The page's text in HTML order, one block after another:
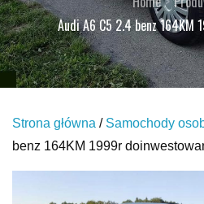
Audi A6 C5 2.4 benz 164KM
Strona główna / Samochody
benz 164KM 1999r